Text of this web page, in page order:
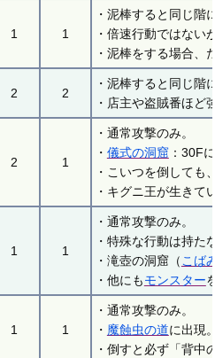
1 1
・泥棒すると同じ階
・倍速行動ではない
・泥棒をする場合
2 2
・泥棒すると同じ階
・店主や盗賊番ほど
2 1
・通常攻撃のみ。
・ 儀式の洞窟：30F
・こいつを倒しても
・キグニ王が生き
1 1
・通常攻撃のみ。
・特殊な行動は持た
・滝壺の洞窟（こば
・他にもモンスター
1 1
・通常攻撃のみ。
・ 魔蝕虫の道に出現
・倒すと必ず「背